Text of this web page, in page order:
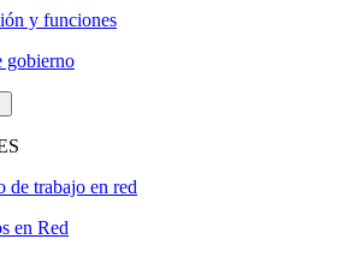
y funciones
gobierno
de trabajo en red
en Red